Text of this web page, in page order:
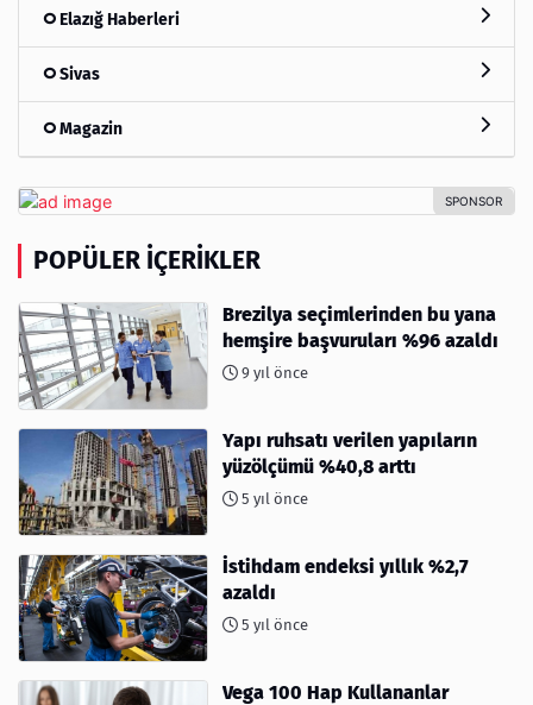
Elazığ Haberleri
Sivas
Magazin
POPÜLER İÇERIKLER
Brezilya seçimlerinden bu yana
hemşire başvuruları %96 azaldı
9 yıl önce
Yapı ruhsatı verilen yapıların
yüzölçümü %40,8 arttı
5 yıl önce
İstihdam endeksi yıllık %2,7
azaldı
5 yıl önce
Vega 100 Hap Kullananlar